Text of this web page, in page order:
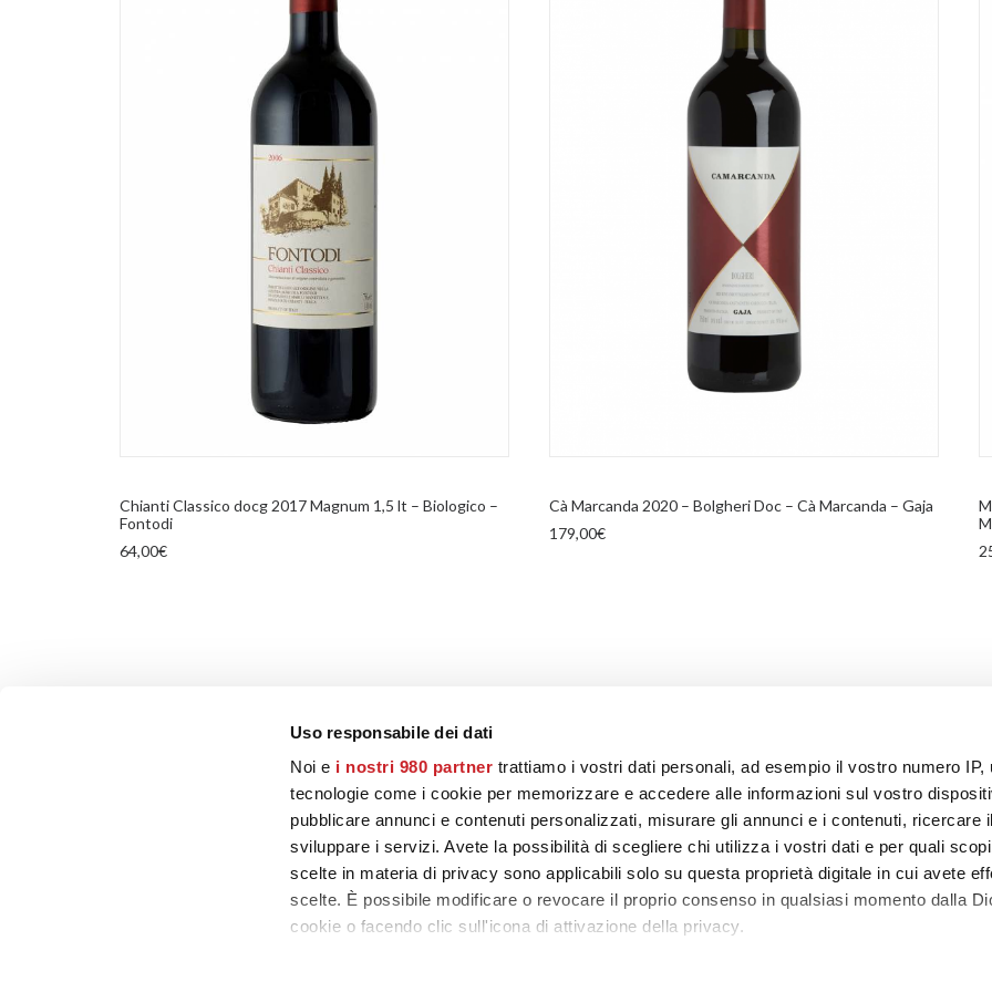
Uso responsabile dei dati
Noi e i nostri 980 partner trattiamo i vostri dati personali, ad esempio il vostro numero IP,
tecnologie come i cookie per memorizzare e accedere alle informazioni sul vostro
pubblicare annunci e contenuti personalizzati, misurare gli annunci e i contenuti, ricercare
sviluppare i servizi. Avete la possibilità di scegliere chi utilizza i vostri dati e per quali
scelte in materia di privacy sono applicabili solo su questa proprietà digitale in cui avete
scelte. È possibile modificare o revocare il proprio consenso in qualsiasi momento dalla
cookie o facendo clic sull'icona di attivazione della privacy.
Chianti Classico docg 2017 Magnum 1,5 lt – Biologico –
Fontodi
64,00€
Cà Marcanda 2020 – Bolgheri Doc – Cà Marcanda – Gaja
179,00€